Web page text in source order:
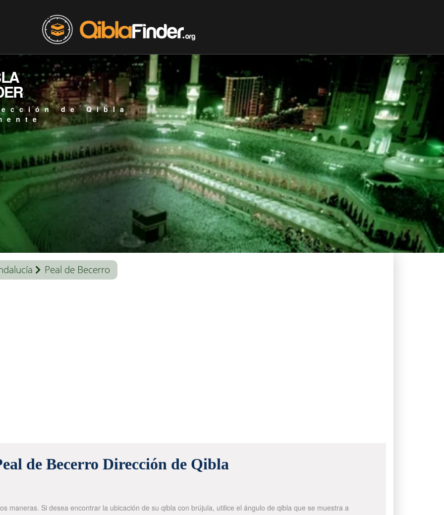
de Qibla
Peal de Becerro
de Becerro Dirección de Qibla
maneras. Si desea encontrar la ubicación de su qibla con brújula, utilice el ángulo de qibla que se muestra a